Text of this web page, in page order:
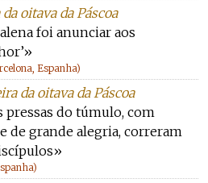
oitava da Páscoa
foi anunciar aos
Espanha)
da oitava da Páscoa
pressas do túmulo, com
de grande alegria, correram